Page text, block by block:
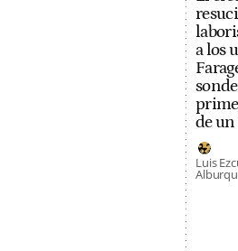
a los
de un
Luis